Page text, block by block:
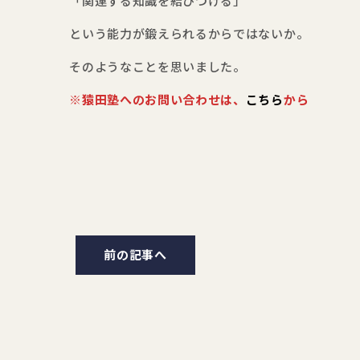
という能力が鍛えられるからではないか。
そのようなことを思いました。
※猿田塾へのお問い合わせは、 こちらから
前の記事へ